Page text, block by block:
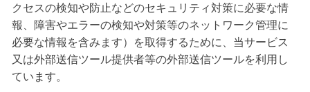
クセスの検知や防止などのセキュリティ対策に必要な情
報、障害やエラーの検知や対策等のネットワーク管理に
必要な情報を含みます）を取得するために、当サービス
又は外部送信ツール提供者等の外部送信ツールを利用し
ています。